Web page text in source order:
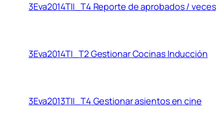
3Eva2014TII_T4 Reporte de aprobados / veces
3Eva2014TI_T2 Gestionar Cocinas Inducción
3Eva2013TII_T4 Gestionar asientos en cine